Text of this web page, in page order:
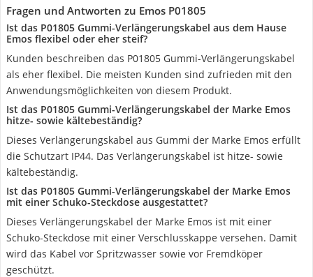
Fragen und Antworten zu Emos P01805
Ist das P01805 Gummi-Verlängerungskabel aus dem Hause
Emos flexibel oder eher steif?
Kunden beschreiben das P01805 Gummi-Verlängerungskabel
als eher flexibel. Die meisten Kunden sind zufrieden mit den
Anwendungsmöglichkeiten von diesem Produkt.
Ist das P01805 Gummi-Verlängerungskabel der Marke Emos
hitze- sowie kältebeständig?
Dieses Verlängerungskabel aus Gummi der Marke Emos erfüllt
die Schutzart IP44. Das Verlängerungskabel ist hitze- sowie
kältebeständig.
Ist das P01805 Gummi-Verlängerungskabel der Marke Emos
mit einer Schuko-Steckdose ausgestattet?
Dieses Verlängerungskabel der Marke Emos ist mit einer
Schuko-Steckdose mit einer Verschlusskappe versehen. Damit
wird das Kabel vor Spritzwasser sowie vor Fremdköper
geschützt.